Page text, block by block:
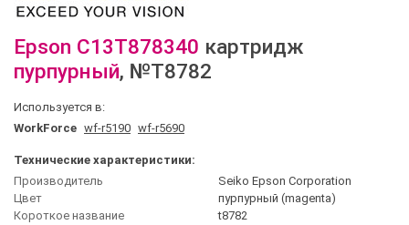
Epson C13T878340 картридж
пурпурный, №T8782
Используется в:
WorkForce wf-r5190 wf-r5690
Технические характеристики:
Производитель
Seiko Epson Corporation
Цвет
пурпурный (magenta)
Короткое название
t8782